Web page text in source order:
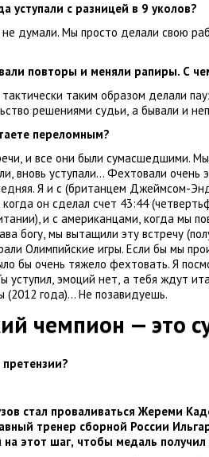
уступали с разницей в 9 уколов?
думали. Мы просто делали свою
повторы и меняли рапиры. С
таким образом делали
решениями судьи, а бывали и
переломным?
, и все они были сумасшедшими.
, вновь уступали… Фехтовали очень
Я и с (британцем Джеймсом-
когда он сделал счет 43:44 (
и с американцами, когда мы
богу, мы вытащили эту встречу (
Олимпийские игры. Если бы мы
бы очень тяжело фехтовать. Я
уступил, эмоций нет, а тебя ждут
(2012 года)… Не позавидуешь.
чемпион — это
стал проваливаться Жереми
тренер сборной России
этот шаг, чтобы медаль